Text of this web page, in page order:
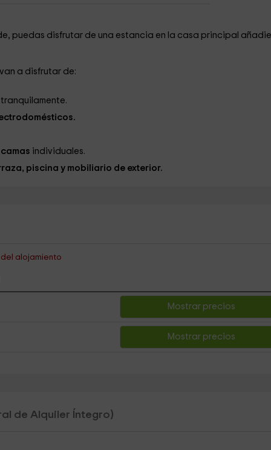
puedas disfrutar de una estancia en la casa principal
a disfrutar de:
individuales.
piscina y mobiliario de exterior.
alojamiento
Mostrar precios
Mostrar precios
de Alquiler Íntegro)